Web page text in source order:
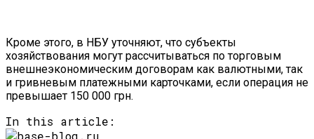
Кроме этого, в НБУ уточняют, что субъекты
хозяйствования могут рассчитываться по торговым
внешнеэкономическим договорам как валютными, так
и гривневым платежными карточками, если операция не
превышает 150 000 грн.
In this article: